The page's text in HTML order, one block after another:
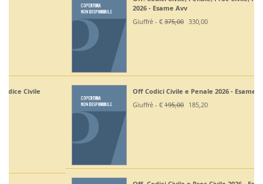
Giuffrè - €375,00
Off Codici Civile e Penale 2026 - Esame Avvocato
Giuffrè - €
Off. Codici Civile e Proc Civile 2026 - Esame Avvocato